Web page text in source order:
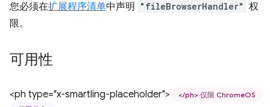
您必须在扩展程序清单中声明 "fileBrowserHandler" 权
限。
可用性
<ph type="x-smartling-placeholder">
</ph> 仅限 ChromeOS